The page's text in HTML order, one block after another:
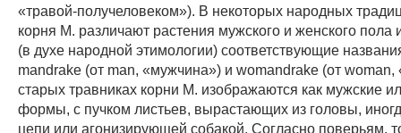
«травой-получеловеком»). В некоторых народных
корня M. различают растения мужского и женского
(в духе народной этимологии) соответствующие
mandrake (от man, «мужчина») и womandrake (от
старых травниках корни M. изображаются как мужские
формы, с пучком листьев, вырастающих из головы,
цепи или агонизирующей собакой. Согласно поверьям,